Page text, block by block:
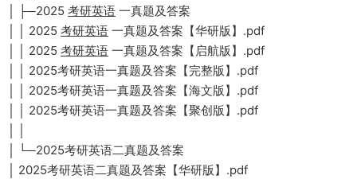
│ ├─2025 考研英语 一真题及答案
│ │ 2025 考研英语 一真题及答案【华研版】.pdf
│ │ 2025 考研英语 一真题及答案【启航版】.pdf
│ │ 2025考研英语一真题及答案【完整版】.pdf
│ │ 2025考研英语一真题及答案【海文版】.pdf
│ │ 2025考研英语一真题及答案【聚创版】.pdf
│ └─2025考研英语二真题及答案
│ 2025考研英语二真题及答案【华研版】.pdf